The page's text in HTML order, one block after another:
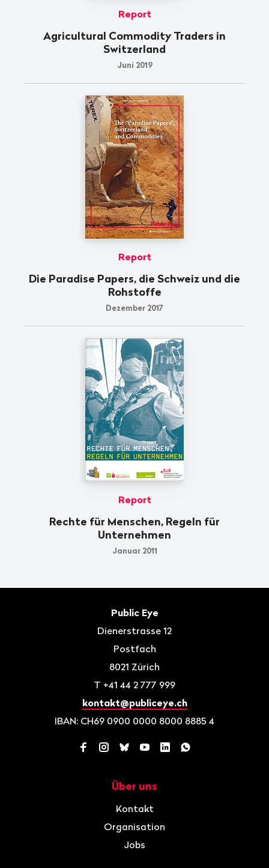
Report
Agricultural Commodity Traders in
Switzerland
Juni 2019
Report
Die Paradise Papers, die Schweiz und die
Rohstoffe
Dezember 2017
Report
Rechte für Menschen, Regeln für
Unternehmen
Januar 2011
Public Eye
Dienerstrasse 12
Postfach
8021 Zürich
T +41 44 2 777 999
kontakt@publiceye.ch
IBAN: CH69 0900 0000 8000 8885 4
Facebook
Instagram
BlueskyYouTube
LinkedInWhatsApp
Über uns
Kontakt
Organisation
Jobs